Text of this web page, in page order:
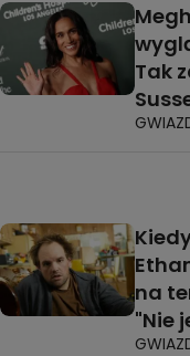
Tak
na
"Nie